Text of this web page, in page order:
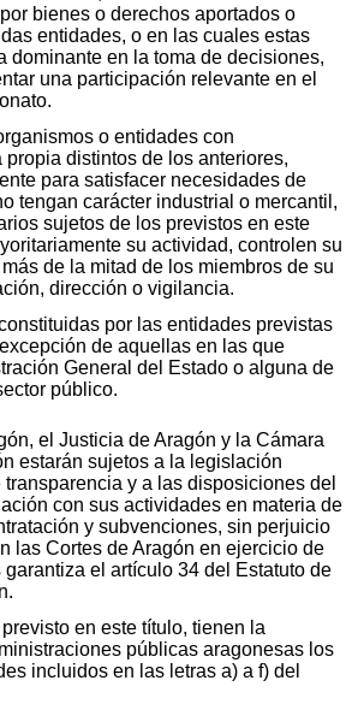
bienes o derechos aportados o
entidades, o en las cuales estas
dominante en la toma de decisiones,
una participación relevante en el
o entidades con
distintos de los anteriores,
para satisfacer necesidades de
tengan carácter industrial o mercantil,
sujetos de los previstos en este
su actividad, controlen su
de la mitad de los miembros de su
dirección o vigilancia.
por las entidades previstas
de aquellas en las que
General del Estado o alguna de
público.
el Justicia de Aragón y la Cámara
estarán sujetos a la legislación
y a las disposiciones del
con sus actividades en materia de
y subvenciones, sin perjuicio
las Cortes de Aragón en ejercicio de
garantiza el artículo 34 del Estatuto de
en este título, tienen la
públicas aragonesas los
incluidos en las letras a) a f) del